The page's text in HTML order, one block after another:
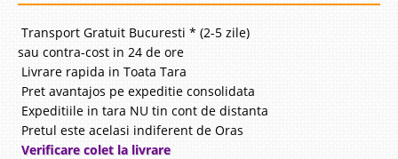
Transport Gratuit Bucuresti * (2-5 zile)
sau contra-cost in 24 de ore
Livrare rapida in Toata Tara
Pret avantajos pe expeditie consolidata
Expeditiile in tara NU tin cont de distanta
Pretul este acelasi indiferent de Oras
Verificare colet la livrare